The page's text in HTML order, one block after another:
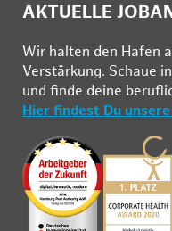
AKTUELLE
Wir hal­ten den Ha­fen
Ver­stär­kung. Schau­e
und fin­de deine
Hier findest Du